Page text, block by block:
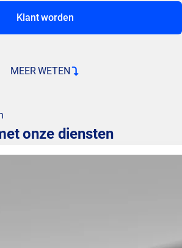
Klant worden
MEER WETEN
onze diensten